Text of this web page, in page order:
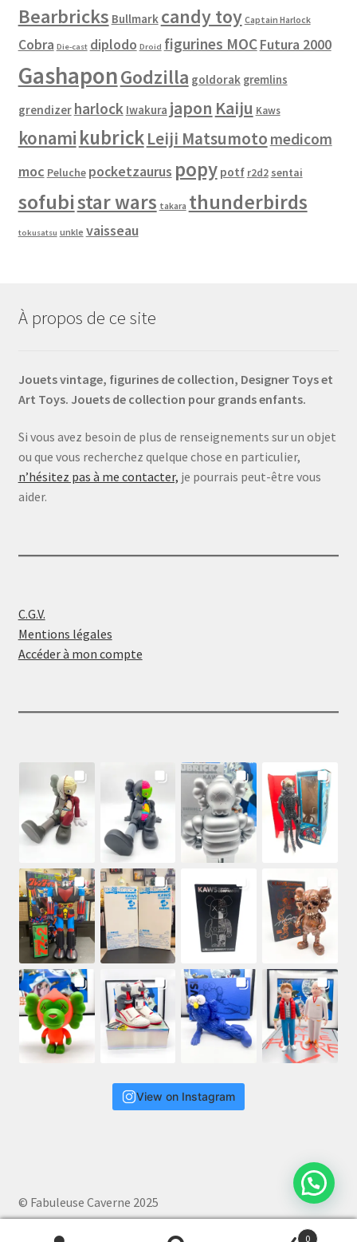
Bearbricks Bullmark candy toy Captain Harlock
Cobra Die-cast diplodo Droid figurines MOCFutura 2000
GashaponGodzilla goldorak gremlins
grendizer harlock Iwakura japon Kaiju Kaws
konami kubrickLeiji Matsumoto medicom
moc Peluche pocketzaurus popy potf r2d2 sentai
sofubistar wars takara thunderbirds
tokusatsu unkle vaisseau
À propos de ce site
Jouets vintage, figurines de collection, Designer Toys et
Art Toys. Jouets de collection pour grands enfants.
Si vous avez besoin de plus de renseignements sur un objet
ou que vous recherchez quelque chose en particulier,
n’hésitez pas à me contacter, je pourrais peut-être vous
aider.
C.G.V.
Mentions légales
Accéder à mon compte
View on Instagram
© Fabuleuse Caverne 2025
0